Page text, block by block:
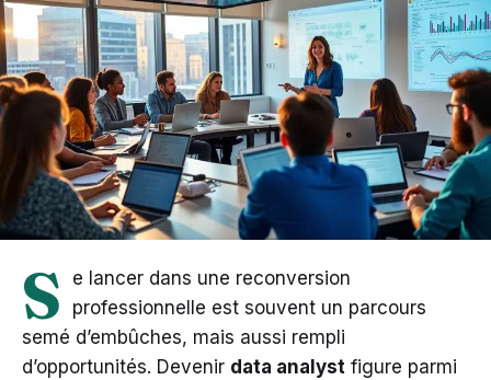
S
e lancer dans une reconversion
professionnelle est souvent un parcours
semé d’embûches, mais aussi rempli
d’opportunités. Devenir data analyst figure parmi